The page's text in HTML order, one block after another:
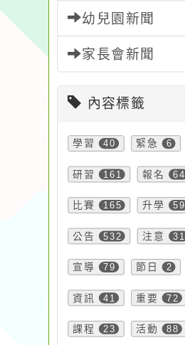
幼兒園新聞
家長會新聞
內容標籤
學習 40 緊急 6
研習 161 報名 64
比賽 165 升學 59
公告 532 注意 31
宣導 79 節日 2
資訊 41 重要 72
課程 23 活動 88